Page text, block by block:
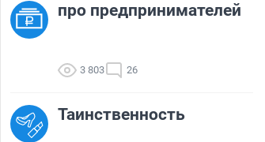
про предпринимателей
3 803 26
Таинственность